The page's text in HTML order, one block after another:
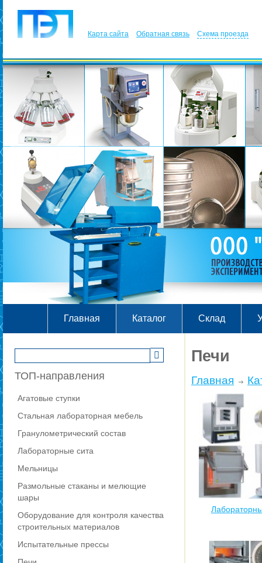
Карта сайта Обратная связь Схема проезда
Главная Каталог Склад
ТОП-направления
Агатовые ступки
Стальная лабораторная мебель
Гранулометрический состав
Лабораторные сита
Мельницы
Размольные стаканы и мелющие
шары
Оборудование для контроля качества
строительных материалов
Испытательные прессы
Печи
Главная